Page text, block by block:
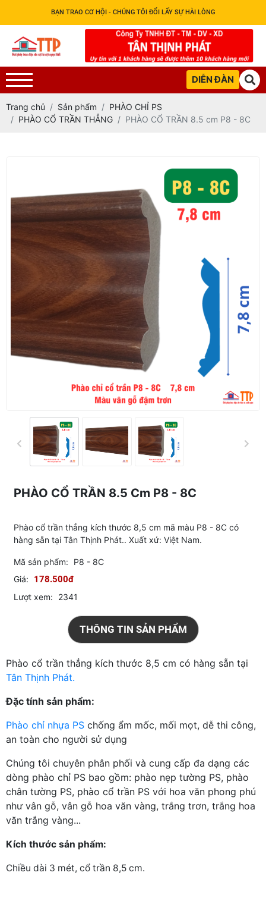
BẠN TRAO CƠ HỘI - CHÚNG TÔI ĐỔI LẤY SỰ HÀI LÒNG
DIỄN ĐÀN
Trang chủ Sản phẩm
PHÀO CHỈ PS
PHÀO CỔ TRẦN THẲNG
PHÀO CỔ TRẦN 8.5 cm P8 - 8C
PHÀO CỔ TRẦN 8.5 Cm P8 - 8C
Phào cổ trần thẳng kích thước 8,5 cm mã màu P8 - 8C có
hàng sẵn tại Tân Thịnh Phát.. Xuất xứ: Việt Nam.
Mã sản phẩm:
P8 - 8C
Giá:
178.500đ
Lượt xem: 2341
THÔNG TIN SẢN PHẨM
Phào cổ trần thẳng kích thước 8,5 cm có hàng sẵn tại
Tân Thịnh Phát.
Đặc tính sản phẩm:
Phào chỉ nhựa PS chống ẩm mốc, mối mọt, dễ thi công,
an toàn cho người sử dụng
Chúng tôi chuyên phân phối và cung cấp đa dạng các
dòng phào chỉ PS bao gồm: phào nẹp tường PS, phào
chân tường PS, phào cổ trần PS với hoa văn phong phú
như vân gỗ, vân gỗ hoa văn vàng, trắng trơn, trắng hoa
văn trắng vàng...
Kích thước sản phẩm:
Chiều dài 3 mét, cổ trần 8,5 cm.